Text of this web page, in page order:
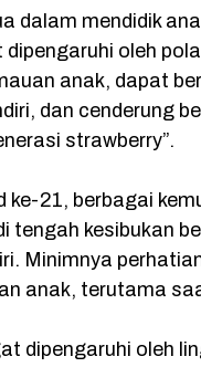
dalam mendidik
oleh
anak, dapat
dan cenderung
strawberry”.
ke-21, berbagai
tengah kesibukan
Minimnya
anak, terutama
dipengaruhi oleh